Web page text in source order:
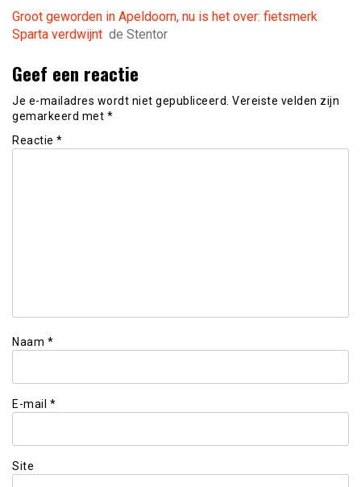
Groot geworden in Apeldoorn, nu is het over: fietsmerk
Sparta verdwijnt de Stentor
Geef een reactie
Je e-mailadres wordt niet gepubliceerd. Vereiste velden zijn
gemarkeerd met *
Reactie *
Naam *
E-mail *
Site